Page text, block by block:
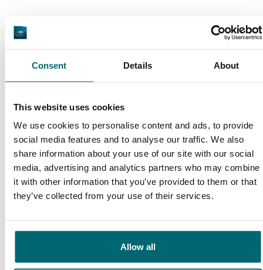
Consent Details About
This website uses cookies
We use cookies to personalise content and ads, to provide
social media features and to analyse our traffic. We also
share information about your use of our site with our social
media, advertising and analytics partners who may combine
it with other information that you’ve provided to them or that
they’ve collected from your use of their services.
Allow all
Daarom boekt u bij The Carp
Specialist
9,7 9,2